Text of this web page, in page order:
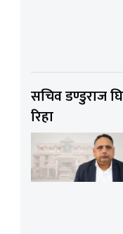
सचिव डण्डुराज
रिहा